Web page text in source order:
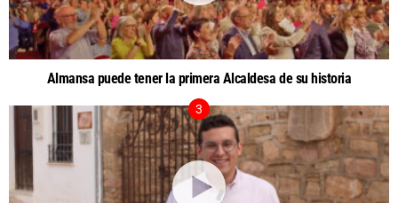
Almansa puede tener la primera Alcaldesa de su historia